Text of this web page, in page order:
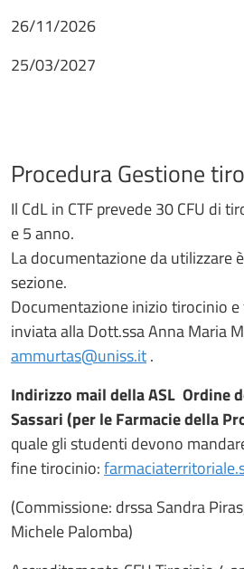
26/11/2026
25/03/2027
Procedura Gestione
Il CdL in CTF prevede 30 CFU di
e 5 anno.
La documentazione da utilizzare
sezione.
Documentazione inizio tirocinio
inviata alla Dott.ssa Anna Maria
ammurtas@uniss.it.
Indirizzo mail della ASL Ordine
Sassari(per le Farmacie della
quale gli studenti devono
fine tirocinio:
(Commissione: drssa Sandra
Michele Palomba)